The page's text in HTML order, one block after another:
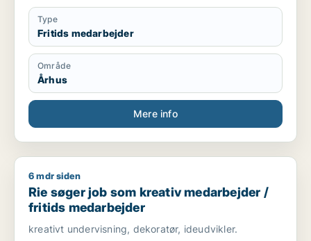
Type
Fritids medarbejder
Område
Århus
Mere info
Rie søger job som kreativ medarbejder / fritids medarbejder
6 mdr siden
Rie søger job som kreativ medarbejder /
fritids medarbejder
kreativt undervisning, dekoratør, ideudvikler.